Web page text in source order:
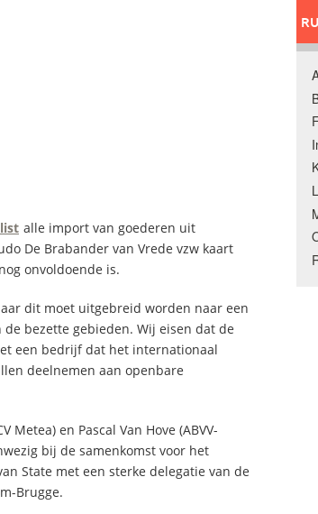
alle import van goederen uit
De Brabander van Vrede vzw kaart
onvoldoende is.
dit moet uitgebreid worden naar een
bezette gebieden. Wij eisen dat de
een bedrijf dat het internationaal
deelnemen aan openbare
Metea) en Pascal Van Hove (ABVV-
bij de samenkomst voor het
State met een sterke delegatie van de
Brugge.